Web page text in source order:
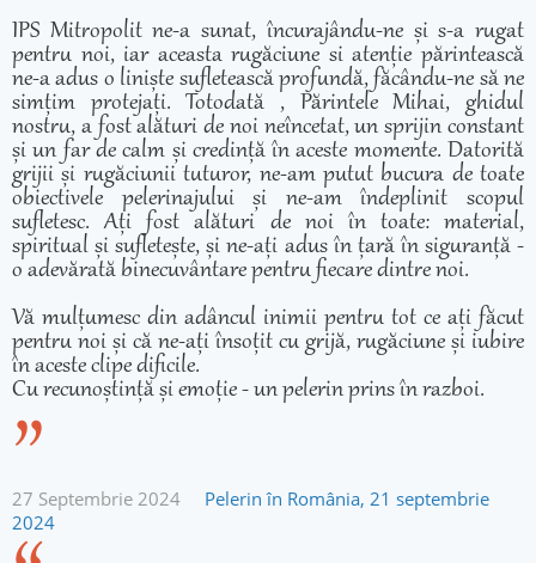
IPS Mitropolit ne-a sunat, încurajându-ne și s-a rugat
pentru noi, iar aceasta rugăciune si atenție părintească
ne-a adus o liniște sufletească profundă, făcându-ne să ne
simțim protejați. Totodată , Părintele Mihai, ghidul
nostru, a fost alături de noi neîncetat, un sprijin constant
și un far de calm și credință în aceste momente. Datorită
grijii și rugăciunii tuturor, ne-am putut bucura de toate
obiectivele pelerinajului și ne-am îndeplinit scopul
sufletesc. Ați fost alături de noi în toate: material,
spiritual și sufletește, și ne-ați adus în țară în siguranță -
o adevărată binecuvântare pentru fiecare dintre noi.
Vă mulțumesc din adâncul inimii pentru tot ce ați făcut
pentru noi și că ne-ați însoțit cu grijă, rugăciune și iubire
în aceste clipe dificile.
Cu recunoștință și emoție - un pelerin prins în razboi.
27 Septembrie 2024
Pelerin în România, 21 septembrie
2024